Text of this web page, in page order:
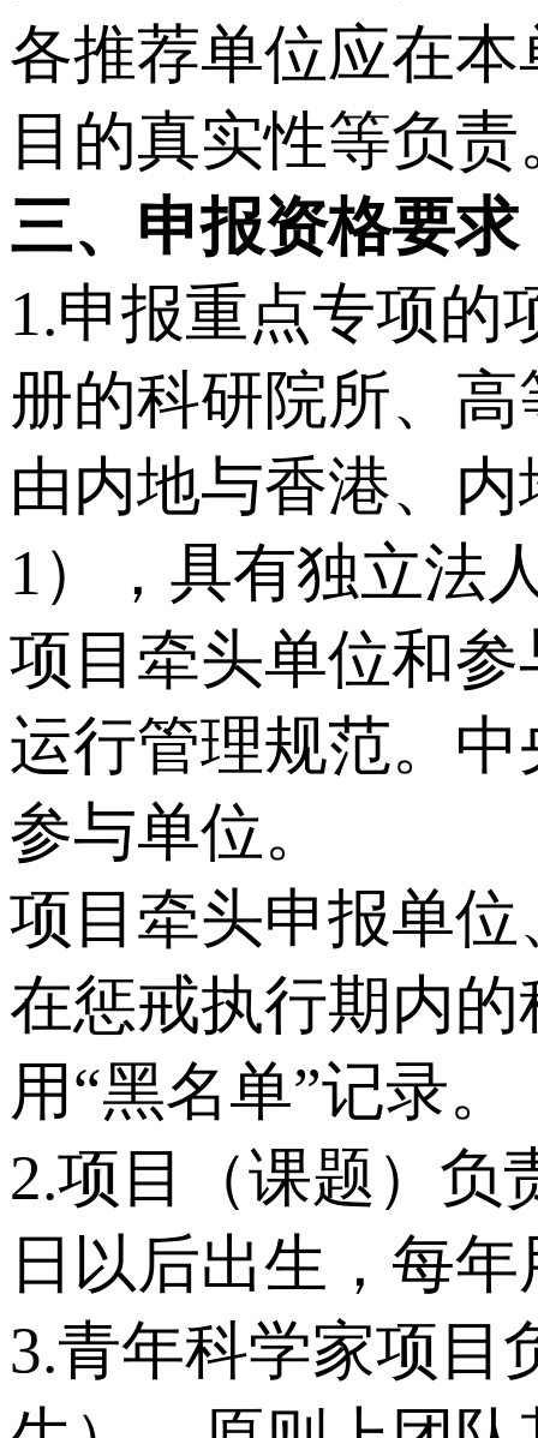
各推荐单位应在
目的真实性等负
三、申报资格要求
1.申报重点专项的
册的科研院所、
由内地与香港、
1），具有独立法
项目牵头单位和
运行管理规范。
参与单位。
项目牵头申报单
在惩戒执行期内
用“黑名单”记录。
2.项目（课题）负
日以后出生，每
3.青年科学家项目